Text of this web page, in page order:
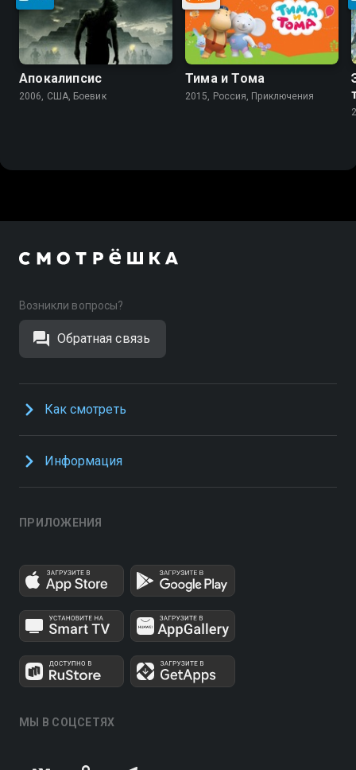
Апокалипсис
2006, США, Боевик
Тима и Тома
2015, Россия, Приключения
Возникли вопросы?
Обратная связь
Как смотреть
Информация
ПРИЛОЖЕНИЯ
МЫ В СОЦСЕТЯХ